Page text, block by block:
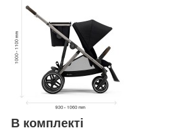
В комплекті